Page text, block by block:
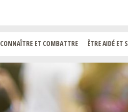
CONNAÎTRE ET COMBATTRE ÊTRE AIDÉ ET